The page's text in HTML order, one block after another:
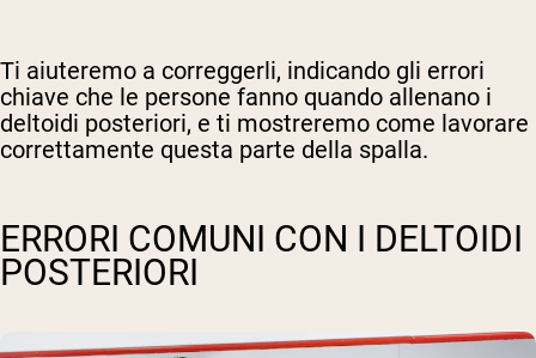
Ti aiuteremo a correggerli, indicando gli errori
chiave che le persone fanno quando allenano i
deltoidi posteriori, e ti mostreremo come lavorare
correttamente questa parte della spalla.
ERRORI COMUNI CON I DELTOIDI
POSTERIORI